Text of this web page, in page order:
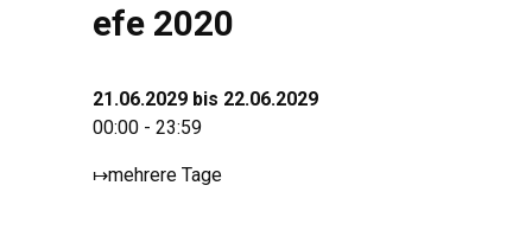
efe 2020
21.06.2029 bis 22.06.2029
00:00 - 23:59
↦mehrere Tage